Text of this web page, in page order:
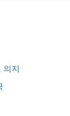
의지